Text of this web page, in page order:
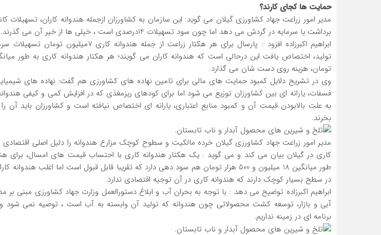
حمایت ها کجای کارند؟
مدیر امور زراعت جهاد کشاورزی گیلان می گوید: این سازمان به کشاورزان ازجمله هندوانه کاران،
برداشت یا سرمایه در گردش می دهد اما چون سود تسهیلات 14درصدی است ، خیلی ها از خیر آن می گذرند.
ابراهیم اکبرزاده افزود : پارسال برای هر هکتار زراعت از جمله هندوانه
تومان، هزینه روی دست شان می گذارد.
وی در تشریح دلایل کمبود حمایت های مالی برای تامین نهاده های کشاورزی هم گفت: نهاده های
فسفات، یارانه ای بین کشاورزان توزیع می شود اما برای کودهای ریزمغذی که در افزایش کمی و کیفی
به علت بالابودن قیمت آن و کمبود منابع اعتباری، یارانه ای اختصاص نیافته است و کشاورزان باید آن
بخرند.
مدیر امور زراعت جهاد کشاورزی گیلان خرده مالکیت و سطوح کوچک مزارع هندوانه را دلیل اصلی اقتصادی
کاری در گیلان بیان می کند و می گوید : یک هکتار هندوانه کاری با احتساب قیمت های امسال، برای
طور میانگین 18 میلیون و 500 هزار تومان هم سود دهی دارد که تقریبا قابل قبول است اما اغلب
در سطح بسیار کوچک دارند که هندوانه کاری در آن توجیه اقتصادی ندارد.
ابراهیم اکبرزاده توضیح می دهد : با توجه به بحران آب و ابلاغ دستورالعمل وزارت جهاد کشاورزی مبنی بر
آبی و بازار، توسعه کشت محصولاتی چون هندوانه که تولید آن وابسته به آب است ، توصیه نمی شود
برنامه ای در زمینه نداریم.